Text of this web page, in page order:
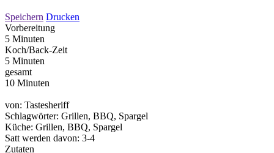
Speichern Drucken
Vorbereitung
5 Minuten
Koch/Back-Zeit
5 Minuten
gesamt
10 Minuten
von: Tastesheriff
Schlagwörter: Grillen, BBQ, Spargel
Küche: Grillen, BBQ, Spargel
Satt werden davon: 3-4
Zutaten